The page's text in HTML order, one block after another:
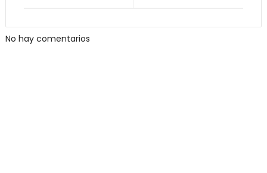
No hay comentarios